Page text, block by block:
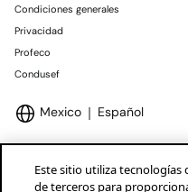
Condiciones generales
Privacidad
Profeco
Condusef
Mexico Español
Este sitio utiliza
de terceros para